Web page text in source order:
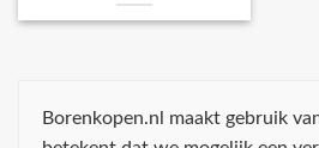
Borenkopen.nl maakt gebruik